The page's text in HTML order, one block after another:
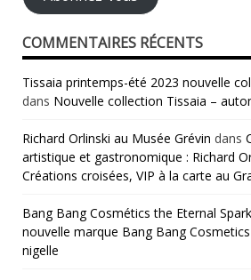
COMMENTAIRES RÉCENTS
Tissaia printemps-été 2023 nouvelle
dans Nouvelle collection Tissaia –
Richard Orlinski au Musée Grévin dans
artistique et gastronomique : Richard
Créations croisées, VIP à la carte au
Bang Bang Cosmétics the Eternal Spark
nouvelle marque Bang Bang Cosmetics
nigelle